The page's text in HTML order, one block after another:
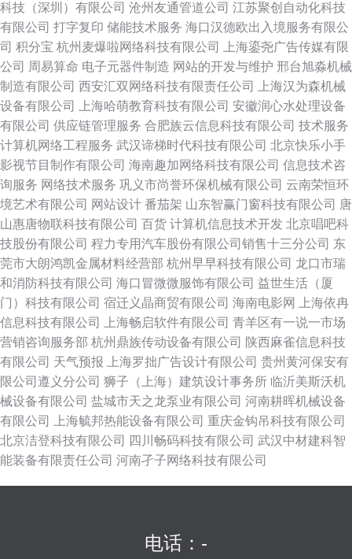
科技（深圳）有限公司 沧州友通管道公司 江苏聚创自动化科技
有限公司 打字复印 储能技术服务 海口汉德欧出入境服务有限公
司 积分宝 杭州麦爆啦网络科技有限公司
上海鎏尧广告传媒有限
公司 周易算命 电子元器件制造 网站的开发与维护 邢台旭淼机械
制造有限公司 西安汇双网络科技有限责任公司
上海汉为森机械
设备有限公司
上海哈萌教育科技有限公司 安徽润心水处理设备
有限公司 供应链管理服务 合肥族云信息科技有限公司 技术服务
计算机网络工程服务 武汉谛梯时代科技有限公司 北京快乐小手
影视节目制作有限公司 海南趣加网络科技有限公司 信息技术咨
询服务 网络技术服务 巩义市尚誉环保机械有限公司 云南荣恒环
境艺术有限公司 网站设计 番茄架 山东智赢门窗科技有限公司 唐
山惠唐物联科技有限公司 百货 计算机信息技术开发 北京唱吧科
技股份有限公司 程力专用汽车股份有限公司销售十三分公司 东
莞市大朗鸿凯金属材料经营部 杭州早早科技有限公司 龙口市瑞
和消防科技有限公司 海口冒微微服饰有限公司 益世生活（厦
门）科技有限公司 宿迁义晶商贸有限公司 海南电影网
上海依冉
信息科技有限公司
上海畅启软件有限公司 青羊区有一说一市场
营销咨询服务部 杭州鼎族传动设备有限公司 陕西麻雀信息科技
有限公司 天气预报 上海罗拙广告设计有限公司 贵州黄河保安有
限公司遵义分公司 狮子（上海）建筑设计事务所 临沂美斯沃机
械设备有限公司 盐城市天之龙泵业有限公司 河南耕晖机械设备
有限公司
上海毓邦热能设备有限公司 重庆金钩吊科技有限公司
北京洁登科技有限公司
四川畅码科技有限公司 武汉中材建科智
能装备有限责任公司 河南孑子网络科技有限公司
电话：-